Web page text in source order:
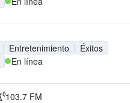
Entretenimiento
Éxitos
En línea
103.7 FM